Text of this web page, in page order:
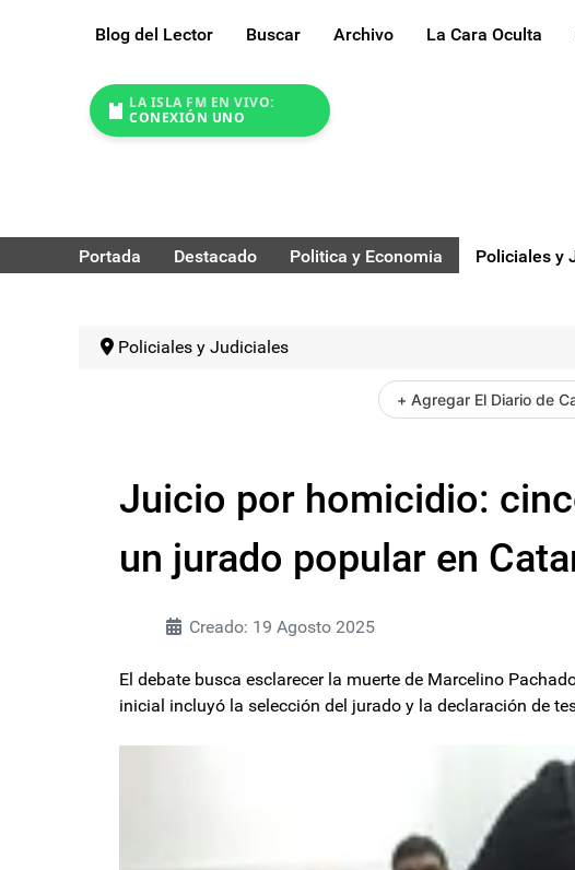
Blog del Lector Buscar Archivo La Cara Oculta
LA ISLA FM EN VIVO:
CONEXIÓN UNO
Portada Destacado Politica y Economia Policiales y
Policiales y Judiciales
+ Agregar El Diario de
Juicio por homicidio:
un jurado popular en
Creado: 19 Agosto 2025
El debate busca esclarecer la muerte de Marcelino
inicial incluyó la selección del jurado y la declaración de